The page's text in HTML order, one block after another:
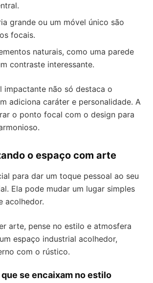
grande ou um móvel único são
focais.
naturais, como uma parede
contraste interessante.
impactante não só destaca o
adiciona caráter e personalidade. A
o ponto focal com o design para
o espaço com arte
para dar um toque pessoal ao seu
Ela pode mudar um lugar simples
acolhedor.
arte, pense no estilo e atmosfera
espaço industrial acolhedor,
com o rústico.
se encaixam no estilo